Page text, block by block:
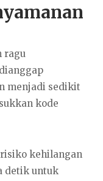
ragu
menjadi sedikit
kode
kehilangan
detik untuk